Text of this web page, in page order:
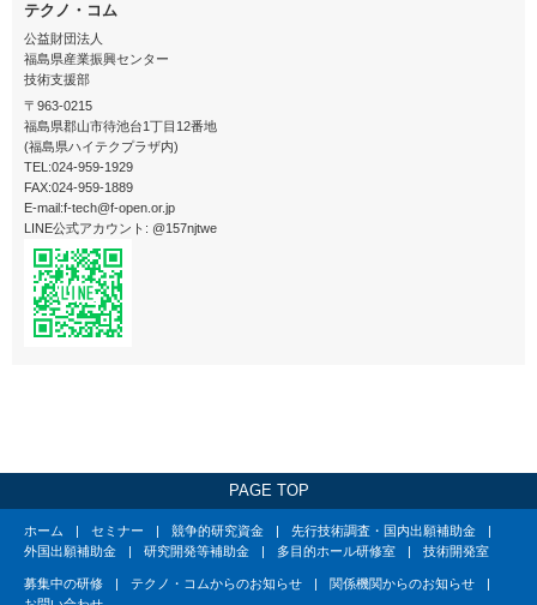
テクノ・コム
公益財団法人
福島県産業振興センター
技術支援部
〒963-0215
福島県郡山市待池台1丁目12番地
(福島県ハイテクプラザ内)
TEL:024-959-1929
FAX:024-959-1889
E-mail:f-tech@f-open.or.jp
LINE公式アカウント: @157njtwe
PAGE TOP
ホーム セミナー 競争的研究資金
先行技術調査・国内出願補助金
外国出願補助金
研究開発等補助金 多目的ホール研修室 技術開発室
募集中の研修 テクノ・コムからのお知らせ
関係機関からのお知らせ